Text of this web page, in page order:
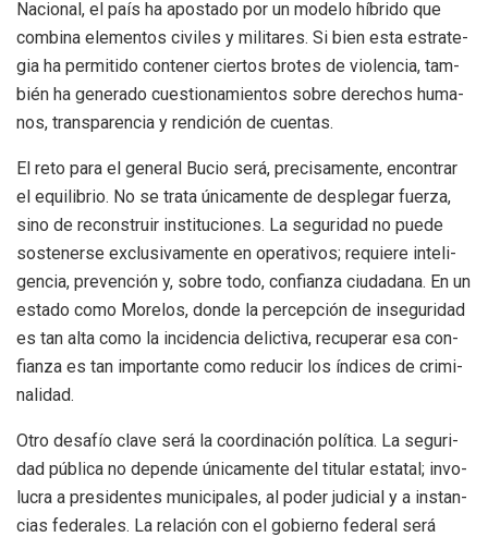
Nacio­nal, el país ha apos­tado por un modelo híbrido que
com­bina ele­men­tos civi­les y mili­ta­res. Si bien esta estra­te­
gia ha per­mi­tido con­te­ner cier­tos bro­tes de vio­len­cia, tam­
bién ha gene­rado cues­tio­na­mien­tos sobre dere­chos huma­
nos, trans­pa­ren­cia y ren­di­ción de cuen­tas.
El reto para el gene­ral Bucio será, pre­ci­sa­mente, encon­trar
el equi­li­brio. No se trata úni­ca­mente de des­ple­gar fuerza,
sino de recons­truir ins­ti­tu­cio­nes. La segu­ri­dad no puede
sos­te­nerse exclu­si­va­mente en ope­ra­ti­vos; requiere inte­li­
gen­cia, pre­ven­ción y, sobre todo, con­fianza ciu­da­dana. En un
estado como More­los, donde la per­cep­ción de inse­gu­ri­dad
es tan alta como la inci­den­cia delic­tiva, recu­pe­rar esa con­
fianza es tan impor­tante como redu­cir los índi­ces de cri­mi­
na­li­dad.
Otro desa­fío clave será la coor­di­na­ción polí­tica. La segu­ri­
dad pública no depende úni­ca­mente del titu­lar esta­tal; invo­
lu­cra a pre­si­den­tes muni­ci­pa­les, al poder judi­cial y a ins­tan­
cias fede­ra­les. La rela­ción con el gobierno fede­ral será